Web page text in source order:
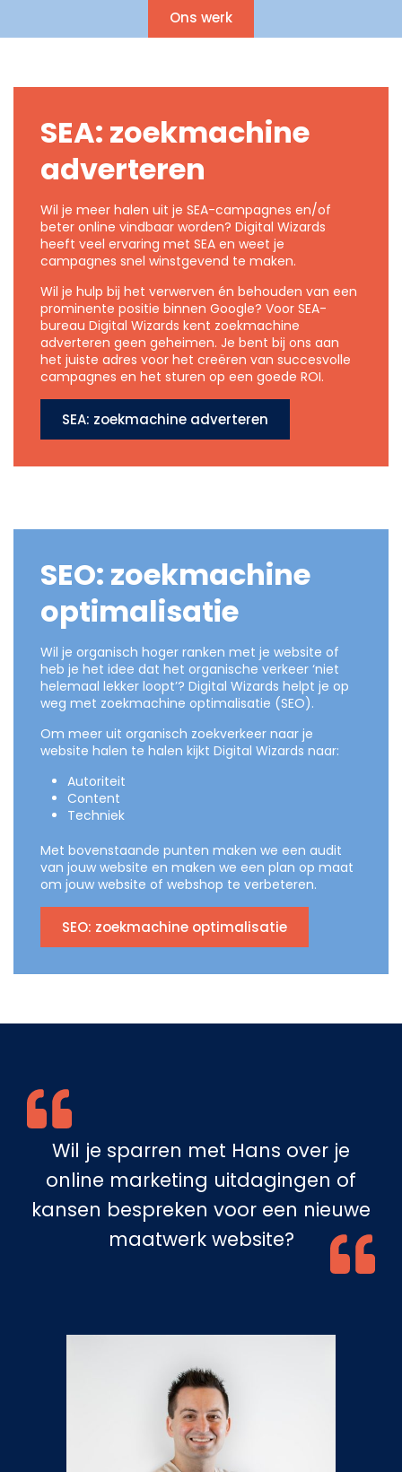
Ons werk
SEA: zoekmachine
adverteren
Wil je meer halen uit je SEA-campagnes en/of
beter online vindbaar worden? Digital Wizards
heeft veel ervaring met SEA en weet je
campagnes snel winstgevend te maken.
Wil je hulp bij het verwerven én behouden van een
prominente positie binnen Google? Voor SEA-
bureau Digital Wizards kent zoekmachine
adverteren geen geheimen. Je bent bij ons aan
het juiste adres voor het creëren van succesvolle
campagnes en het sturen op een goede ROI.
SEA: zoekmachine adverteren
SEO: zoekmachine
optimalisatie
Wil je organisch hoger ranken met je website of
heb je het idee dat het organische verkeer ‘niet
helemaal lekker loopt’? Digital Wizards helpt je op
weg met zoekmachine optimalisatie (SEO).
Om meer uit organisch zoekverkeer naar je
website halen te halen kijkt Digital Wizards naar:
Autoriteit
Content
Techniek
Met bovenstaande punten maken we een audit
van jouw website en maken we een plan op maat
om jouw website of webshop te verbeteren.
SEO: zoekmachine optimalisatie
Wil je sparren met Hans over je
online marketing uitdagingen of
kansen bespreken voor een nieuwe
maatwerk website?